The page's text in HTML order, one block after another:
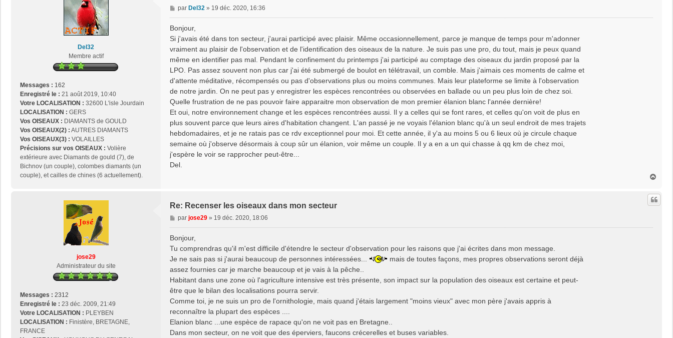
Del32
Membre actif
Messages : 162
Enregistré le : 21 août 2019, 10:40
Votre LOCALISATION : 32600 L'isle Jourdain
LOCALISATION : GERS
Vos OISEAUX : DIAMANTS de GOULD
Vos OISEAUX(2) : AUTRES DIAMANTS
Vos OISEAUX(3) : VOLAILLES
Précisions sur vos OISEAUX : Volière
extérieure avec Diamants de gould (7), de
Bichnov (un couple), colombes diamants (un
couple), et cailles de chines (6 actuellement).
M
e
a
g
e
par Del32 » 19 déc. 2020, 16:36
Bonjour,
Si j'avais été dans ton secteur, j'aurai participé avec plaisir. Même occasionnellement, parce je manque de temps pour m'adonner
vraiment au plaisir de l'observation et de l'identification des oiseaux de la nature. Je suis pas une pro, du tout, mais je peux quand
même en identifier pas mal. Pendant le confinement du printemps j'ai participé au comptage des oiseaux du jardin proposé par la
LPO. Pas assez souvent non plus car j'ai été submergé de boulot en télétravail, un comble. Mais j'aimais ces moments de calme et
d'attente méditative, récompensés ou pas d'observations plus ou moins communes. Mais leur plateforme se limite à l'observation
de notre jardin. On ne peut pas y enregistrer les espèces rencontrées ou observées en ballade ou un peu plus loin de chez soi.
Quelle frustration de ne pas pouvoir faire apparaitre mon observation de mon premier élanion blanc l'année dernière!
Et oui, notre environnement change et les espèces rencontrées aussi. Il y a celles qui se font rares, et celles qu'on voit de plus en
plus souvent parce que leurs aires d'habitation changent. L'an passé je ne voyais l'élanion blanc qu'à un seul endroit de mes trajets
hebdomadaires, et je ne ratais pas ce rdv exceptionnel pour moi. Et cette année, il y'a au moins 5 ou 6 lieux où je circule chaque
semaine où j'observe désormais à coup sûr un élanion, voir même un couple. Il y a en a un qui chasse à qq km de chez moi,
j'espère le voir se rapprocher peut-être...
Del.
u
jose29
Administrateur du site
Messages : 2312
Enregistré le : 23 déc. 2009, 21:49
Votre LOCALISATION : PLEYBEN
LOCALISATION : Finistère, BRETAGNE,
FRANCE
Re: Recenser les oiseaux dans mon secteur
M
e
a
g
e
par jose29» 19 déc. 2020, 18:06
Bonjour,
Tu comprendras qu'il m'est difficile d'étendre le secteur d'observation pour les raisons que j'ai écrites dans mon message.
Je ne sais pas si j'aurai beaucoup de personnes intéressées...
mais de toutes façons, mes propres observations seront déjà
assez fournies car je marche beaucoup et je vais à la pêche..
Habitant dans une zone où l'agriculture intensive est très présente, son impact sur la population des oiseaux est certaine et peut-
être que le bilan des localisations pourra servir.
Comme toi, je ne suis un pro de l'ornithologie, mais quand j'étais largement "moins vieux" avec mon père j'avais appris à
reconnaître la plupart des espèces ....
Elanion blanc ...une espèce de rapace qu'on ne voit pas en Bretagne..
Dans mon secteur, on ne voit que des éperviers, faucons crécerelles et buses variables.